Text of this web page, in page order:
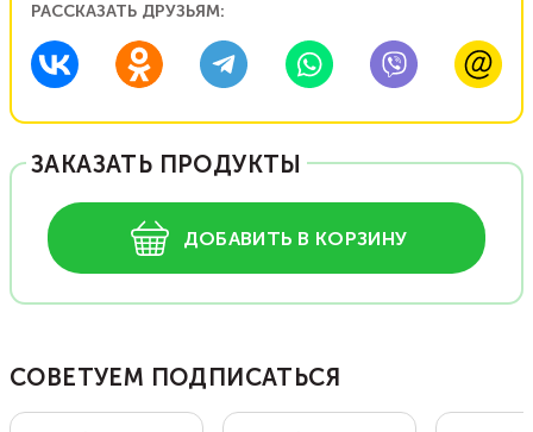
РАССКАЗАТЬ ДРУЗЬЯМ:
ЗАКАЗАТЬ ПРОДУКТЫ
ДОБАВИТЬ В КОРЗИНУ
СОВЕТУЕМ ПОДПИСАТЬСЯ